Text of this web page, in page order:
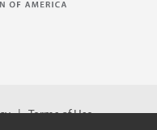
Terms of Use